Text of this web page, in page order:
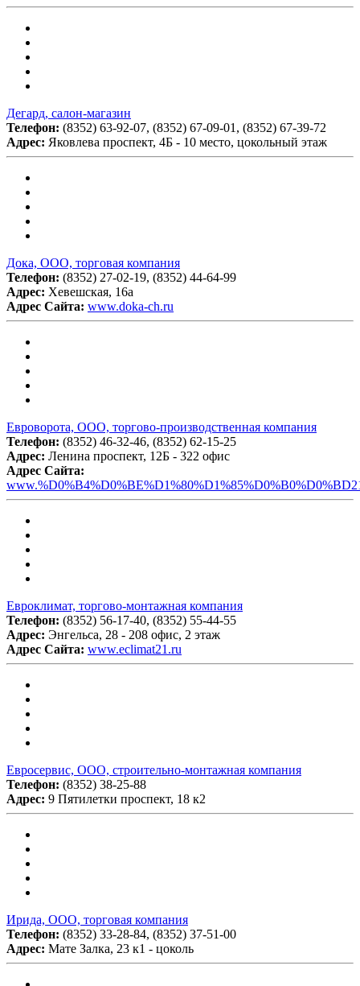
Дегард, салон-магазин
Телефон: (8352) 63-92-07, (8352) 67-09-01, (8352) 67-39-72
Адрес: Яковлева проспект, 4Б - 10 место, цокольный этаж
Дока, ООО, торговая компания
Телефон: (8352) 27-02-19, (8352) 44-64-99
Адрес: Хевешская, 16а
Адрес Сайта: www.doka-ch.ru
Евроворота, ООО, торгово-производственная компания
Телефон: (8352) 46-32-46, (8352) 62-15-25
Адрес: Ленина проспект, 12Б - 322 офис
Адрес Сайта:
Евроклимат, торгово-монтажная компания
Телефон: (8352) 56-17-40, (8352) 55-44-55
Адрес: Энгельса, 28 - 208 офис, 2 этаж
Адрес Сайта: www.eclimat21.ru
Евросервис, ООО, строительно-монтажная компания
Телефон: (8352) 38-25-88
Адрес: 9 Пятилетки проспект, 18 к2
Ирида, ООО, торговая компания
Телефон: (8352) 33-28-84, (8352) 37-51-00
Адрес: Мате Залка, 23 к1 - цоколь